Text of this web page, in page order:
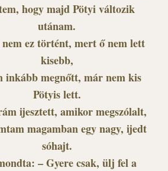
hogy majd Pötyi változik
utánam.
ez történt, mert ő nem lett
kisebb,
inkább megnőtt, már nem kis
Pötyis lett.
ijesztett, amikor megszólalt,
magamban egy nagy, ijedt
sóhajt.
– Gyere csak, ülj fel a